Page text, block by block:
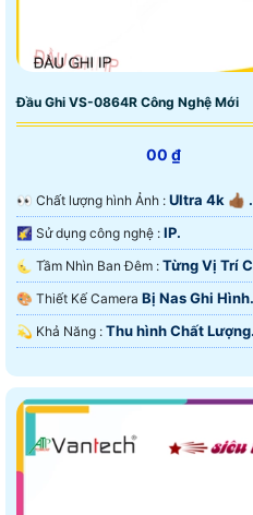
Đầu Ghi VS-0864R Công Nghệ Mới
00 ₫
️👀 Chất lượng hình Ảnh : Ultra 4k 👍🏾 .
🌠 Sử dụng công nghệ : IP.
🌜 Tầm Nhìn Ban Đêm : Từng Vị Trí
🎨 Thiết Kế Camera Bị Nas Ghi Hình.
️💫 Khả Năng : Thu hình Chất Lượng.